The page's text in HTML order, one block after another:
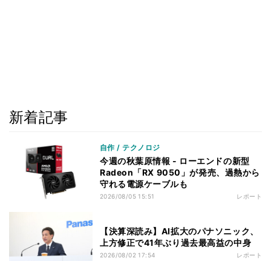
新着記事
自作 / テクノロジ
今週の秋葉原情報 - ローエンドの新型
Radeon「RX 9050」が発売、過熱から
守れる電源ケーブルも
2026/08/05 15:51 レポート
【決算深読み】AI拡大のパナソニック、
上方修正で41年ぶり過去最高益の中身
2026/08/02 17:54 レポート